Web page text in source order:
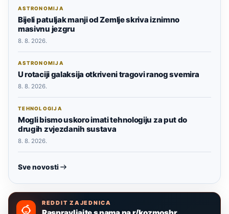
ASTRONOMIJA
Bijeli patuljak manji od Zemlje skriva iznimno
masivnu jezgru
8. 8. 2026.
ASTRONOMIJA
U rotaciji galaksija otkriveni tragovi ranog svemira
8. 8. 2026.
TEHNOLOGIJA
Mogli bismo uskoro imati tehnologiju za put do
drugih zvjezdanih sustava
8. 8. 2026.
Sve novosti
REDDIT ZAJEDNICA